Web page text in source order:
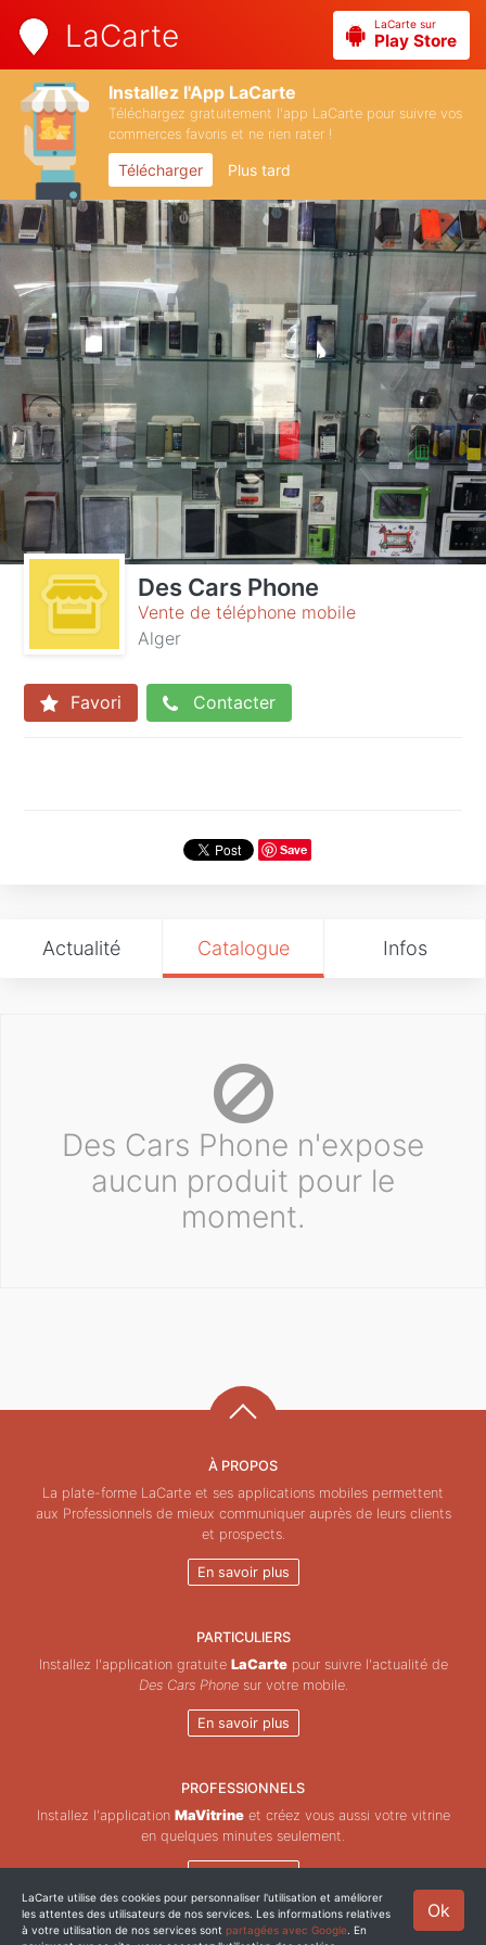
LaCarte LaCarte sur
Play Store
Installez l'App LaCarte
Téléchargez gratuitement l'app LaCarte pour suivre vos
commerces favoris et ne rien rater !
Télécharger Plus tard
Des Cars Phone
Vente de téléphone mobile
Alger
Favori Contacter
Save
Actualité Catalogue Infos
Des Cars Phone n'expose
aucun produit pour le
moment.
À PROPOS
La plate-forme LaCarte et ses applications mobiles permettent
aux Professionnels de mieux communiquer auprès de leurs clients
et prospects.
En savoir plus
PARTICULIERS
Installez l'application gratuite LaCartepour suivre l'actualité de
Des Cars Phonesur votre mobile.
En savoir plus
PROFESSIONNELS
Installez l'application MaVitrineet créez vous aussi votre vitrine
en quelques minutes seulement.
En savoir plus
Copyright © ZeMAP 2026 - Tous droits réservés. Ok
LaCarte utilise des cookies pour personnaliser l'utilisation et améliorer
les attentes des utilisateurs de nos services. Les informations relatives
à votre utilisation de nos services sont partagées avec Google . En